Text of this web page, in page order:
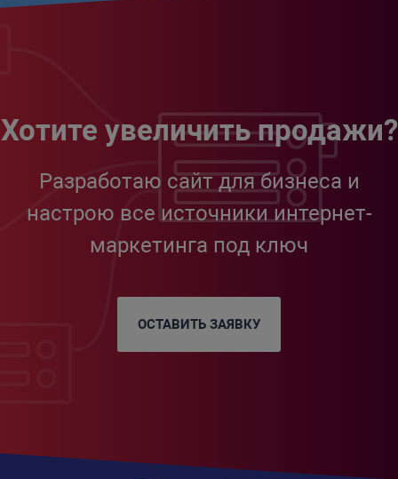
Хотите увеличить продажи?
Разработаю сайт для бизнеса и
настрою все источники интернет-
маркетинга под ключ
ОСТАВИТЬ ЗАЯВКУ